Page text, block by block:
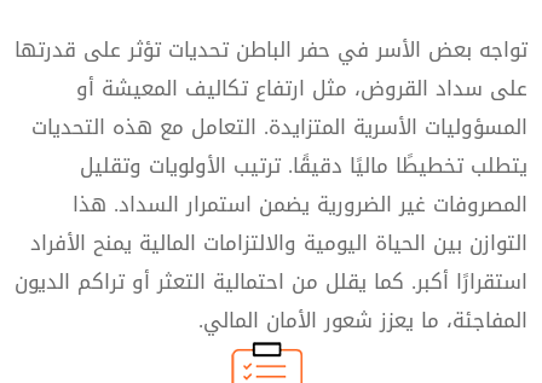
تواجه بعض الأسر في حفر الباطن تحديات تؤثر على قدرتها
على سداد القروض، مثل ارتفاع تكاليف المعيشة أو
المسؤوليات الأسرية المتزايدة. التعامل مع هذه التحديات
يتطلب تخطيطًا ماليًا دقيقًا. ترتيب الأولويات وتقليل
المصروفات غير الضرورية يضمن استمرار السداد. هذا
التوازن بين الحياة اليومية والالتزامات المالية يمنح الأفراد
استقرارًا أكبر. كما يقلل من احتمالية التعثر أو تراكم الديون
المفاجئة، ما يعزز شعور الأمان المالي.